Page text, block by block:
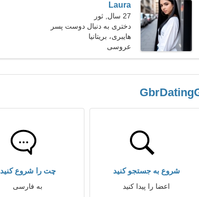
Laura
27 سال, ثور
دختری به دنبال دوست پسر
هایبری، بریتانیا
عروسی
شروع به جستجو کنید
اعضا را پیدا کنید
چت را شروع کنید
به فارسی